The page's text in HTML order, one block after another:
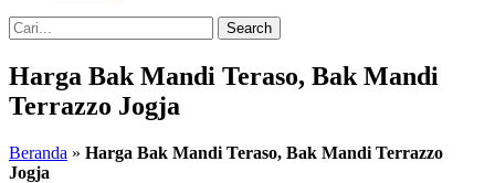
Search
Harga Bak Mandi Teraso, Bak Mandi
Terrazzo Jogja
Beranda » Harga Bak Mandi Teraso, Bak Mandi Terrazzo
Jogja